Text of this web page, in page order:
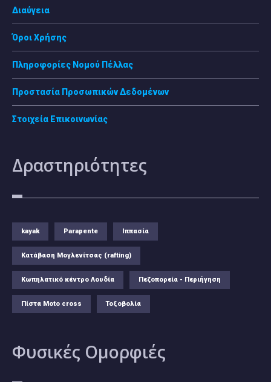
Διαύγεια
Όροι Χρήσης
Πληροφορίες Νομού Πέλλας
Προστασία Προσωπικών Δεδομένων
Στοιχεία Επικοινωνίας
Δραστηριότητες
kayak Parapente Ιππασία
Κατάβαση Μογλενίτσας (rafting)
Κωπηλατικό κέντρο Λουδία Πεζοπορεία - Περιήγηση
Πίστα Moto cross Τοξοβολία
Φυσικές Ομορφιές